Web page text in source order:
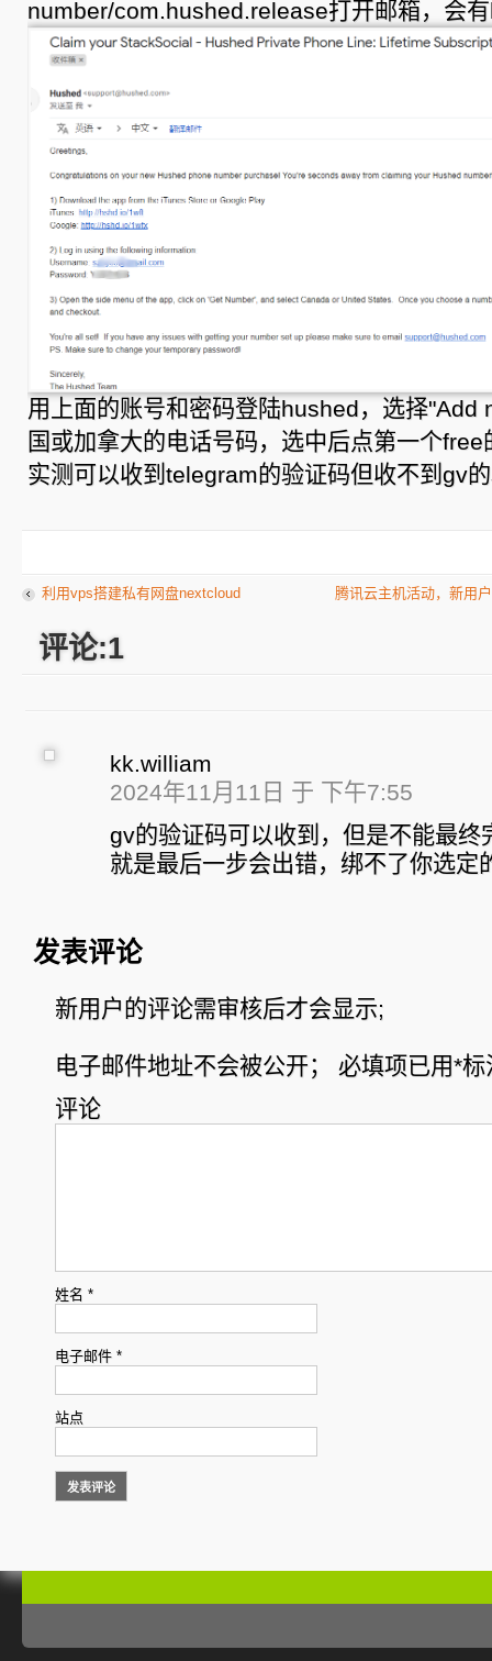
number/com.hushed.release打开邮箱，会
用上面的账号和密码登陆hushed，选择"Add
国或加拿大的电话号码，选中后点第一个
实测可以收到telegram的验证码但收不到gv
利用vps搭建私有网盘nextcloud 腾讯云主机活动，新用
评论:1
kk.william
2024年11月11日 于 下午7:55
gv的验证码可以收到，但是不能最终
就是最后一步会出错，绑不了你选定
发表评论
新用户的评论需审核后才会显示;
电子邮件地址不会被公开； 必填项已用*标
评论
姓名 *
电子邮件 *
站点